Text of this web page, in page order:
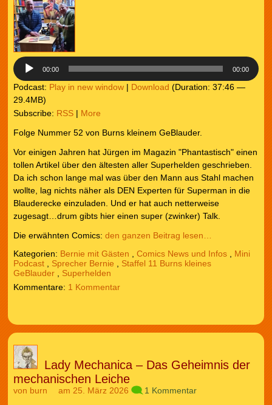
00:00 00:00
Podcast: Play in new window| Download (Duration: 37:46 —
29.4MB)
Subscribe: RSS| More
Folge Nummer 52 von Burns kleinem GeBlauder.
Vor einigen Jahren hat Jürgen im Magazin "Phantastisch" einen
tollen Artikel über den ältesten aller Superhelden geschrieben.
Da ich schon lange mal was über den Mann aus Stahl machen
wollte, lag nichts näher als DEN Experten für Superman in die
Blauderecke einzuladen. Und er hat auch netterweise
zugesagt…drum gibts hier einen super (zwinker) Talk.
Die erwähnten Comics: den ganzen Beitrag lesen…
Kategorien: Bernie mit Gästen , Comics News und Infos, Mini
Podcast, Sprecher Bernie , Staffel 11 Burns kleines
GeBlauder, Superhelden
1 Kommentar
Lady Mechanica – Das Geheimnis der
mechanischen Leiche
von burn am 25. März 2026 1 Kommentar